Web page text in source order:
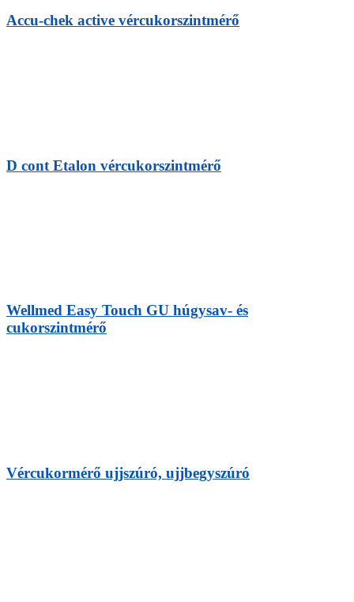
Accu-chek active vércukorszintmérő
D cont Etalon vércukorszintmérő
Wellmed Easy Touch GU húgysav- és
cukorszintmérő
Vércukormérő ujjszúró, ujjbegyszúró